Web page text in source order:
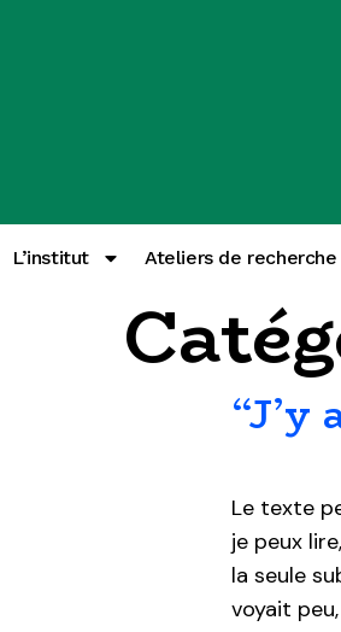
L’institut Ateliers de recherche
“J’y
Le texte
je peux
la seule
voyait